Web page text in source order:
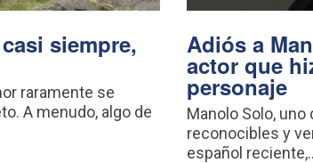
siempre,
raramente se
A menudo, algo de
Adiós a
actor que
personaje
Manolo Solo,
reconocibles y
español